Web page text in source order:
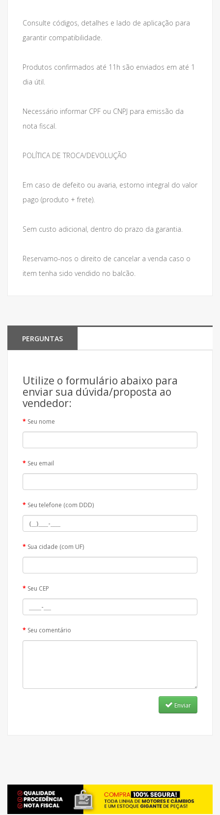
Consulte códigos, detalhes e lado de aplicação para
garantir compatibilidade.
Produtos confirmados até 11h são enviados em até 1
dia útil.
Necessário informar CPF ou CNPJ para emissão da
nota fiscal.
POLÍTICA DE TROCA/DEVOLUÇÃO
Em caso de defeito ou avaria, estorno integral do valor
pago (produto + frete).
Sem custo adicional, dentro do prazo da garantia.
Reservamo-nos o direito de cancelar a venda caso o
item tenha sido vendido no balcão.
PERGUNTAS
Utilize o formulário abaixo para
enviar sua dúvida/proposta ao
vendedor:
Seu nome
Seu email
Seu telefone (com DDD)
Sua cidade (com UF)
Seu CEP
Seu comentário
Enviar